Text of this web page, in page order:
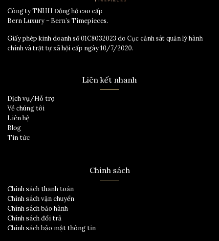
Công ty TNHH Đồng hồ cao cấp
Bern Luxury – Bern’s Timepieces.
Giấy phép kinh doanh số 01C8032023 do Cục cảnh sát quản lý hành
chính và trật tự xã hội cấp ngày 10/7/2020.
Liên kết nhanh
Dịch vụ/Hỗ trợ
Về chúng tôi
Liên hệ
Blog
Tin tức
Chính sách
Chính sách thanh toán
Chính sách vận chuyển
Chính sách bảo hành
Chính sách đổi trả
Chính sách bảo mật thông tin